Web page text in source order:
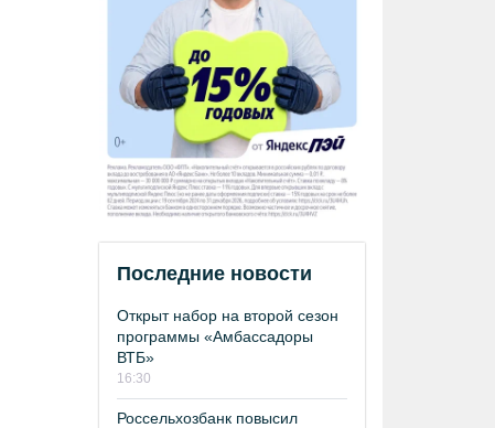
Последние новости
Открыт набор на второй сезон
программы «Амбассадоры
ВТБ»
16:30
Россельхозбанк повысил